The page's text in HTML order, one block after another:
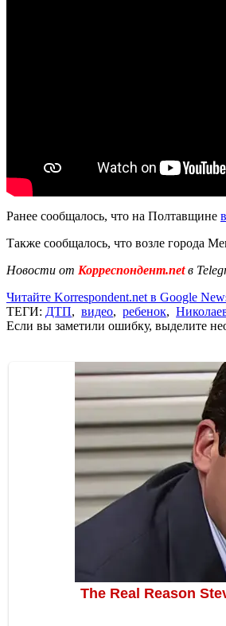
Ранее сообщалось, что на Полтавщине
Также сообщалось, что возле города
Новости от Корреспондент.netв
Читайте Korrespondent.net в Google
ТЕГИ: ДТП, видео, ребенок,
Если вы заметили ошибку, выделите